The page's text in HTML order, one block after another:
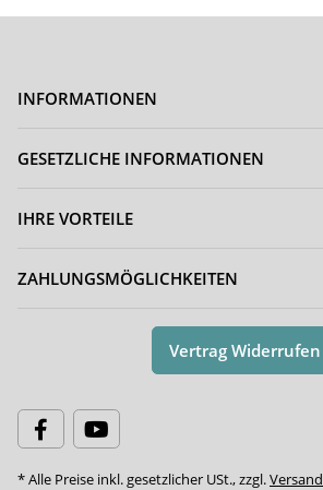
INFORMATIONEN
GESETZLICHE INFORMATIONEN
IHRE VORTEILE
ZAHLUNGSMÖGLICHKEITEN
Vertrag Widerrufen
* Alle Preise inkl. gesetzlicher USt., zzgl.Versand